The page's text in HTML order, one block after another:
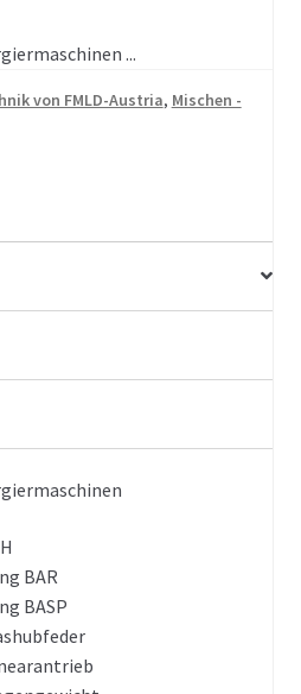
...
von FMLD-Austria, Mischen -
BAR
BASP